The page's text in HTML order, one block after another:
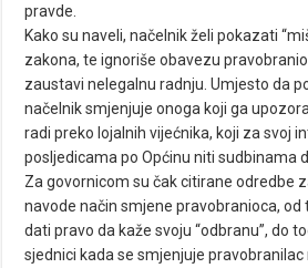
pravde.
Kako su naveli, načelnik želi pokazati
zakona, te ignoriše obavezu
zaustavi nelegalnu radnju. Umjesto da
načelnik smjenjuje onoga koji ga
radi preko lojalnih vijećnika, koji za svoj
posljedicama po Općinu niti sudbinama
Za govornicom su čak citirane odredbe
navode način smjene pravobranioca, od
dati pravo da kaže svoju “odbranu”, do
sjednici kada se smjenjuje